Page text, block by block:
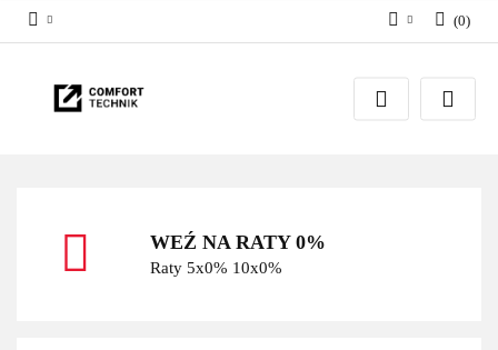
Zaloguj się
Zarejestruj się
(0)
WEŹ NA RATY 0%
Raty 5x0% 10x0%